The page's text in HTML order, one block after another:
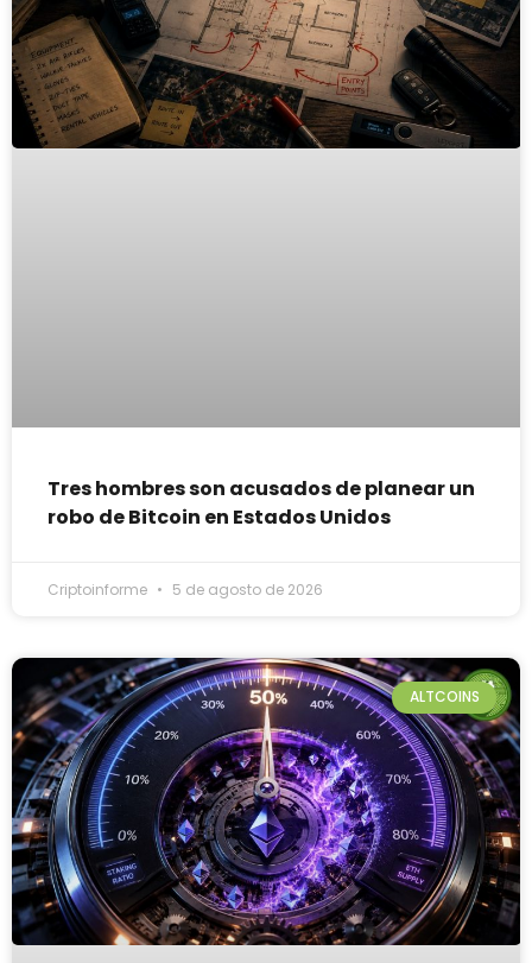
Tres hombres son acusados de planear un
robo de Bitcoin en Estados Unidos
Criptoinforme 5 de agosto de 2026
ALTCOINS